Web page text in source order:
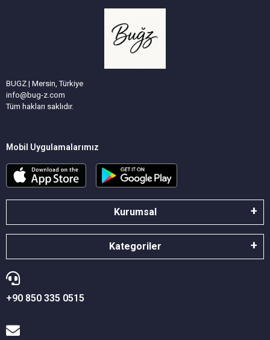
BUGZ | Mersin, Türkiye
info@bug-z.com
Tüm hakları saklıdır.
Mobil Uygulamalarımız
Kurumsal
Kategoriler
+90 850 335 0515